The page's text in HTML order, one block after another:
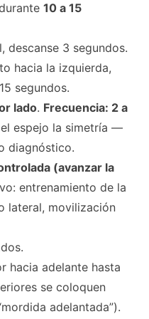
10 a 15
descanse 3 segundos.
hacia la izquierda,
segundos.
lado. Frecuencia: 2 a
el espejo la simetría —
diagnóstico.
(avanzar la
entrenamiento de la
lateral, movilización
hacia adelante hasta
se coloquen
adelantada”).